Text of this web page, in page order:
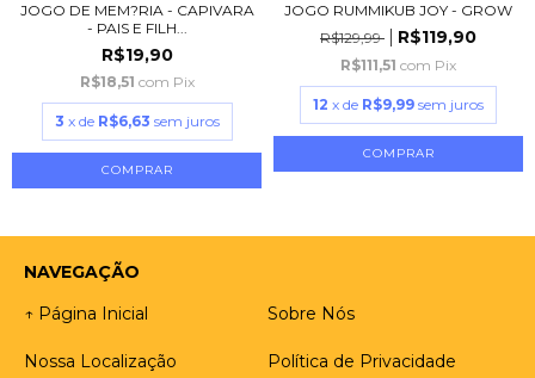
JOGO DE MEM?RIA - CAPIVARA
- PAIS E FILH...
R$19,90
R$18,51 com Pix
3 x de R$6,63 sem juros
JOGO RUMMIKUB JOY - GROW
R$129,99
R$119,90
R$111,51 com Pix
12 x de R$9,99 sem juros
NAVEGAÇÃO
↑ Página Inicial
Sobre Nós
Nossa Localização Política de Privacidade